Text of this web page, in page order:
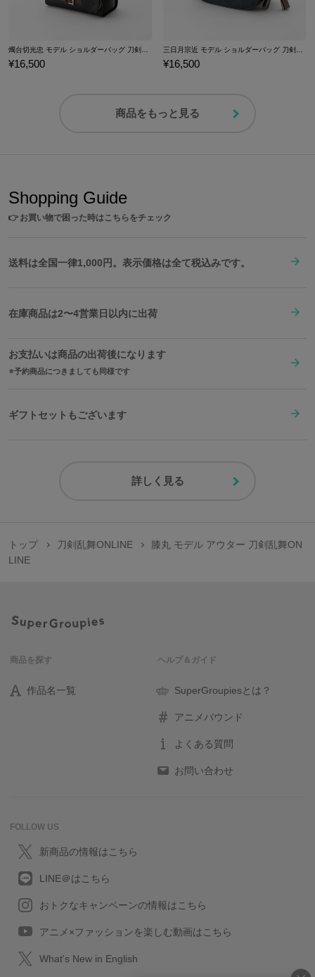
燭台切光忠 モデル ショルダーバッグ 刀剣乱舞ONLINE
¥16,500
三日月宗近 モデル ショルダーバッグ 刀剣乱舞ONLINE
¥16,500
商品をもっと見る
Shopping Guide
👉お買い物で困った時はこちらをチェック
送料は全国一律1,000円。表示価格は全て税込みです。
在庫商品は2〜4営業日以内に出荷
お支払いは商品の出荷後になります
予約商品につきましても同様です
ギフトセットもございます
詳しく見る
トップ 刀剣乱舞ONLINE
膝丸 モデル アウター 刀剣乱舞ON
LINE
商品を探す
作品名一覧
ヘルプ＆ガイド
SuperGroupiesとは？
アニメバウンド
よくある質問
お問い合わせ
FOLLOW US
新商品の情報はこちら
LINE＠はこちら
おトクなキャンペーンの情報はこちら
アニメ×ファッションを楽しむ動画はこちら
What's New in English